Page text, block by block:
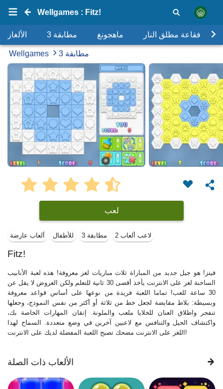
Wellgames : Fitz!
الألغاز مطابقة 3 ماهجونغ فقاعة مطلق النار
Wellgames مطابقة 3
لعب
ألعاب عارضة للأطفال مطابقة 3 2 لاعب ألعاب
Fitz!
فيتز! هو جيل جديد من المباراة ثلاث مباريات لغز معروفة! هذه لعبة الأنابيب
الساخنة لغز على الانترنت يأخذ أقصى 30 ثانية للتعلم ولكن العروض لا يقل عن
30 ساعة للعب! تماما اللعبة فريدة من نوعها على أساس قواعد معروفة
وبسيطة: بلاط مقايضة لجعل خط من ثلاثة أو أكثر من نفس النموذج، وجعلها
تنفجر واطلاق العنان للخلايا ملعب والملونة. إتقان المهارات الخاصة بك،
واكتشاف الحيل والتنافس مع لاعبين آخرين في وضع متعددة. السماح لهذا
اللغز على الانترنت مضحك تصبح اللعبة المفضلة لديك على الانترنت!
الألعاب ذات الصلة